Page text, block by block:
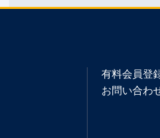
有料会員登
お問い合わ